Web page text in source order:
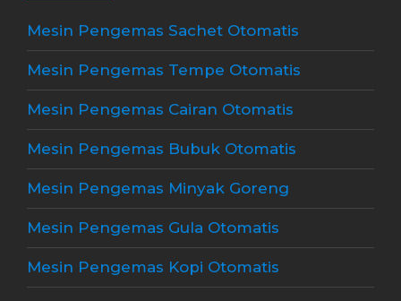
Mesin Pengemas Sachet Otomatis
Mesin Pengemas Tempe Otomatis
Mesin Pengemas Cairan Otomatis
Mesin Pengemas Bubuk Otomatis
Mesin Pengemas Minyak Goreng
Mesin Pengemas Gula Otomatis
Mesin Pengemas Kopi Otomatis